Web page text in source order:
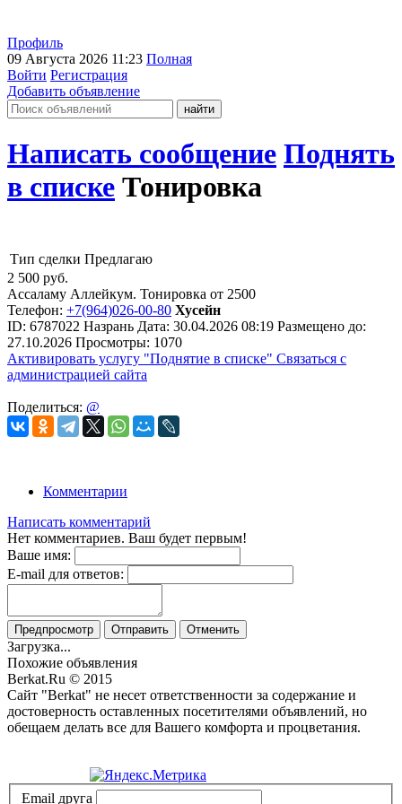
Профиль
09 Августа 2026 11:23 Полная
Войти Регистрация
Добавить объявление
Написать сообщение Поднять
в списке Тонировка
Тип сделки Предлагаю
2 500 руб.
Ассаламу Аллейкум. Тонировка от 2500
Телефон: +7(964)026-00-80 Хусейн
ID: 6787022 Назрань Дата: 30.04.2026 08:19 Размещено до:
27.10.2026 Просмотры: 1070
Активировать услугу "Поднятие в списке" Связаться с
администрацией сайта
Поделиться: @
Комментарии
Написать комментарий
Нет комментариев. Ваш будет первым!
Ваше имя:
E-mail для ответов:
Предпросмотр Отправить Отменить
Загрузка...
Похожие объявления
Berkat.Ru © 2015
Сайт "Berkat" не несет ответственности за содержание и
достоверность оставленных посетителями объявлений, но
обещаем делать все для Вашего комфорта и процветания.
Email друга